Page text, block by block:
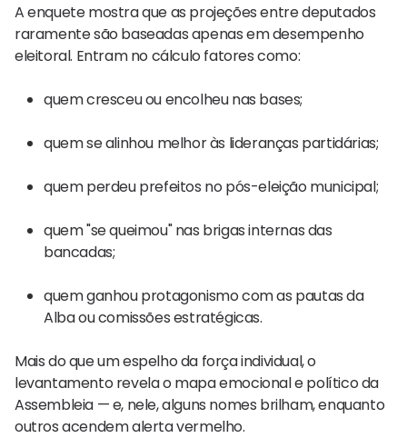
A enquete mostra que as projeções entre deputados
raramente são baseadas apenas em desempenho
eleitoral. Entram no cálculo fatores como:
quem cresceu ou encolheu nas bases;
quem se alinhou melhor às lideranças partidárias;
quem perdeu prefeitos no pós-eleição municipal;
quem "se queimou" nas brigas internas das
bancadas;
quem ganhou protagonismo com as pautas da
Alba ou comissões estratégicas.
Mais do que um espelho da força individual, o
levantamento revela o mapa emocional e político da
Assembleia — e, nele, alguns nomes brilham, enquanto
outros acendem alerta vermelho.